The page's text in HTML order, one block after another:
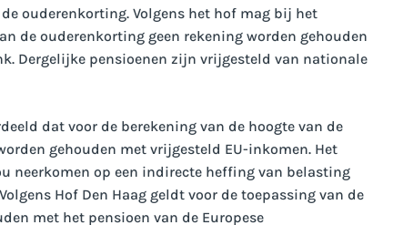
ouderenkorting. Volgens het hof mag bij het
de ouderenkorting geen rekening worden gehouden
Dergelijke pensioenen zijn vrijgesteld van nationale
dat voor de berekening van de hoogte van de
gehouden met vrijgesteld EU-inkomen. Het
neerkomen op een indirecte heffing van belasting
Hof Den Haag geldt voor de toepassing van de
met het pensioen van de Europese